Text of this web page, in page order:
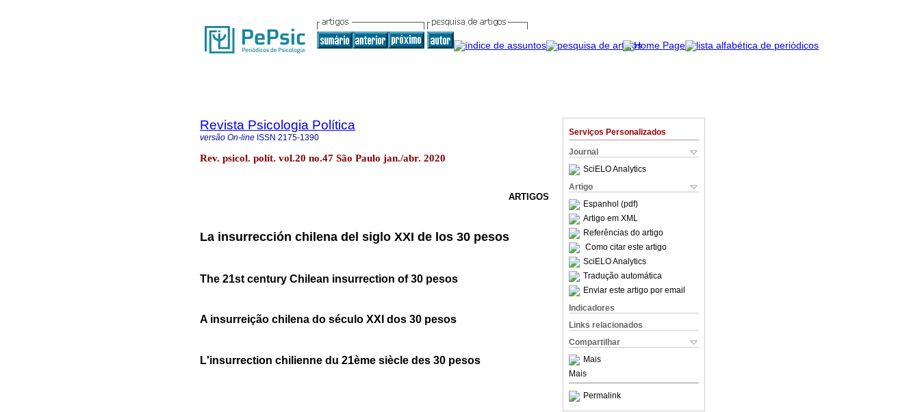
Serviços Personalizados
Journal
SciELO Analytics
Artigo
Espanhol (pdf)
Artigo em XML
Referências do artigo
Como citar este artigo
SciELO Analytics
Tradução automática
Enviar este artigo por email
Indicadores
Links relacionados
Compartilhar
Mais
Mais
Permalink
Revista Psicologia Política
versão On-line ISSN 2175-1390
Rev. psicol. polít. vol.20 no.47 São Paulo jan./abr. 2020
ARTIGOS
La insurrección chilena del siglo XXI de los 30 pesos
The 21st century Chilean insurrection of 30 pesos
A insurreição chilena do século XXI dos 30 pesos
L'insurrection chilienne du 21ème siècle des 30 pesos